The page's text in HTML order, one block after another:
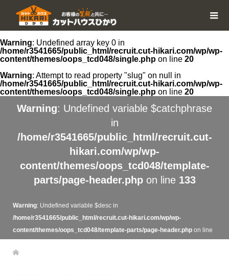
Warning: Undefined array key 0 in
/home/r3541665/public_html/recruit.cut-hikari.com/wp/wp-
content/themes/oops_tcd048/single.php on line 20
Warning: Attempt to read property "slug" on null in
/home/r3541665/public_html/recruit.cut-hikari.com/wp/wp-
content/themes/oops_tcd048/single.php on line 20
Warning: Undefined variable $catchphrase
in
/home/r3541665/public_html/recruit.cut-
hikari.com/wp/wp-
content/themes/oops_tcd048/template-
parts/page-header.phpon line 133
Warning: Undefined variable $desc in
/home/r3541665/public_html/recruit.cut-hikari.com/wp/wp-
content/themes/oops_tcd048/template-parts/page-header.phpon line